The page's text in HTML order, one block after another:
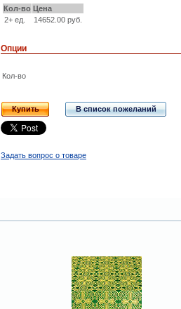
Кол-во Цена
2+ ед.
14652.00 руб.
Опции
Кол-во
Купить В список пожеланий
Задать вопрос о товаре